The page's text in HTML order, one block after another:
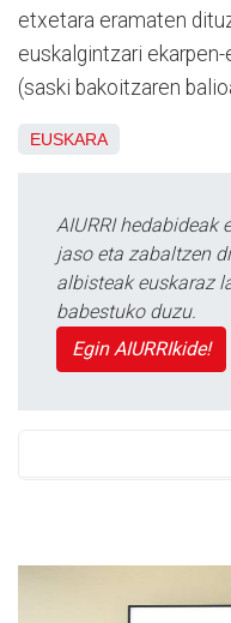
etxetara eramaten
euskalgintzari
(saski bakoitzaren
EUSKARA
AIURRI hedabideak
jaso eta zabaltzen
albisteak euskaraz
babestuko duzu.
Egin AIURRIkide!